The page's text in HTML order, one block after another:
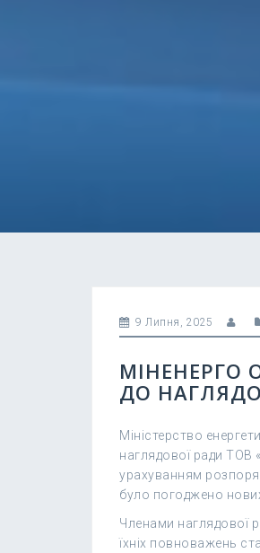
9 Липня, 2025
МІНЕНЕРГО
ДО
Міністерство
наглядової ради ТОВ
урахуванням
було погоджено
Членами наглядової
їхніх повноважень